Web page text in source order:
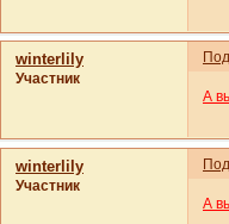
winterlily
Участник
А
winterlily
Участник
А